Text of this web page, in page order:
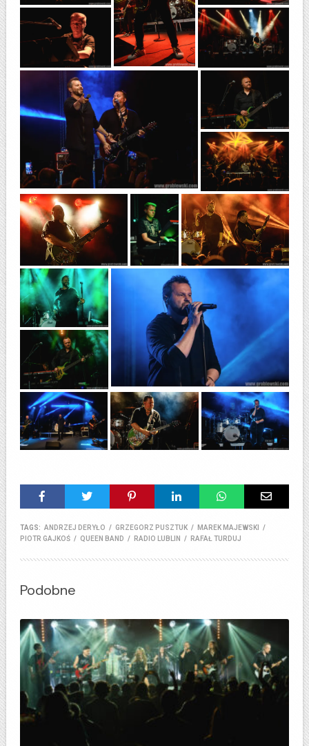
TAGS: ANDRZEJ DERYŁO / GRZEGORZ PUSZTUK / MAREK MAJEWSKI
/
PIOTR GAJKOŚ / QUEEN BAND / RADIO LUBLIN / RAFAŁ TURDUJ
Podobne